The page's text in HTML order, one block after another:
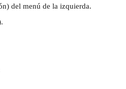
del menú de la izquierda.